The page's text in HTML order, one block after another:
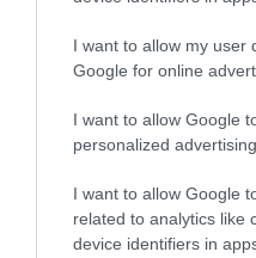
I want to allow my user
Google for online
I want to allow Google
personalized advertising.
I want to allow Google
related to analytics like
device identifiers in
Kinyírja a Stellantis